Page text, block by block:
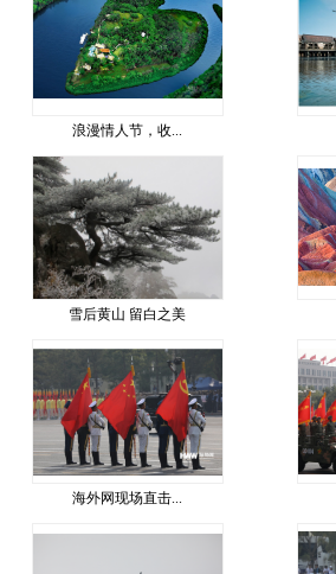
浪漫情人节，收...
雪后黄山 留白之美
海外网现场直击...